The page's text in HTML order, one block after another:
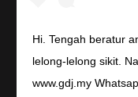
Hi. Tengah beratur
lelong-lelong sikit.
www.gdj.my